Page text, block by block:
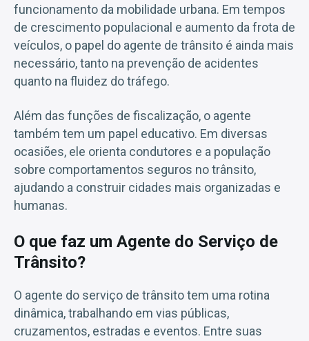
funcionamento da mobilidade urbana. Em tempos
de crescimento populacional e aumento da frota de
veículos, o papel do agente de trânsito é ainda mais
necessário, tanto na prevenção de acidentes
quanto na fluidez do tráfego.
Além das funções de fiscalização, o agente
também tem um papel educativo. Em diversas
ocasiões, ele orienta condutores e a população
sobre comportamentos seguros no trânsito,
ajudando a construir cidades mais organizadas e
humanas.
O que faz um Agente do Serviço de
Trânsito?
O agente do serviço de trânsito tem uma rotina
dinâmica, trabalhando em vias públicas,
cruzamentos, estradas e eventos. Entre suas